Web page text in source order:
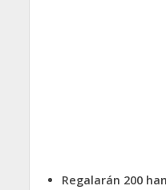
Regalarán 200